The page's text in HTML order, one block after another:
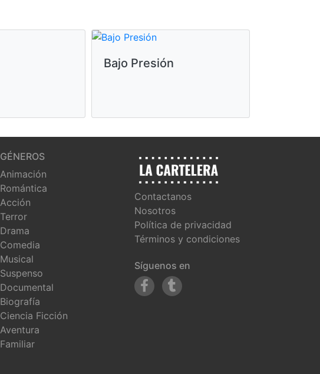
Bajo Presión
GÉNEROS
Animación
Romántica
Acción
Terror
Drama
Comedia
Musical
Suspenso
Documental
Biografía
Ciencia Ficción
Aventura
Familiar
Contactanos
Nosotros
Política de privacidad
Términos y condiciones
Síguenos en